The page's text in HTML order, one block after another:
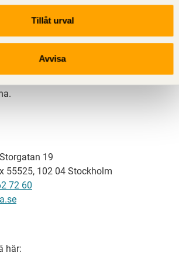
Tillåt urval
Avvisa
svensk sågverksindustri
trä- och förpackningsindustri samt
19
55525, 102 04 Stockholm
72 60
här: